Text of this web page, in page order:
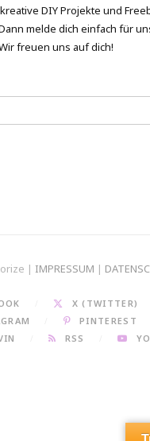
DIY Projekte und
melde dich einfach für
freuen uns auf dich!
| IMPRESSUM |
X (TWITTER)
PINTEREST
RSS